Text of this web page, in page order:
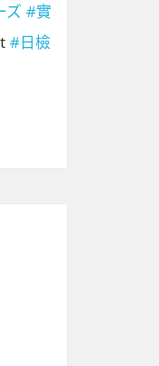
ズ #實
#日檢